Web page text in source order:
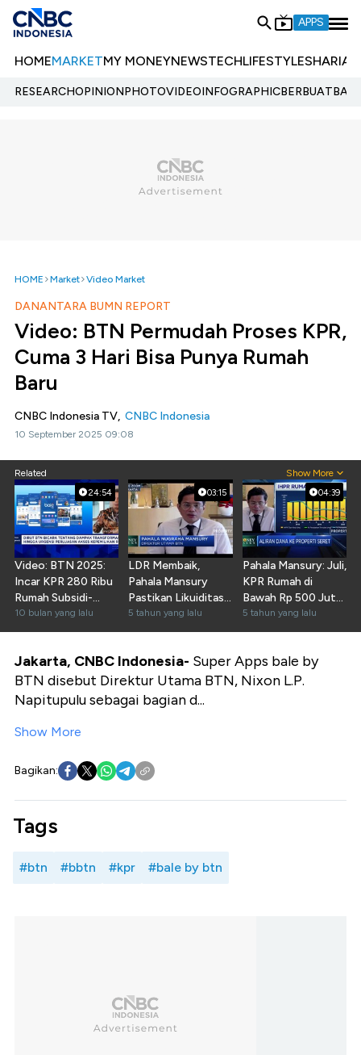
APPS
HOMEMARKETMY MONEYNEWSTECHLIFESTYLESHARIA
RESEARCHOPINIONPHOTOVIDEOINFOGRAPHIC
HOME Market Video Market
DANANTARA BUMN REPORT
Video: BTN Permudah Proses KPR,
Cuma 3 Hari Bisa Punya Rumah
Baru
CNBC Indonesia TV, CNBC Indonesia
10 September 2025 09:08
Related Show More
24:54
Video: BTN 2025:
Incar KPR 280 Ribu
Rumah Subsidi-
Bentuk Bank
Syariah
10 bulan yang lalu
03:15
LDR Membaik,
Pahala Mansury
Pastikan Likuiditas
BBTN Aman
5 tahun yang lalu
04:39
Pahala Mansury: Juli,
KPR Rumah di
Bawah Rp 500 Juta
Naik 25%
5 tahun yang lalu
Jakarta, CNBC Indonesia- Super Apps bale by
BTN disebut Direktur Utama BTN, Nixon L.P.
Napitupulu sebagai bagian d...
Show More
Bagikan:
Tags
#btn #bbtn #kpr #bale by btn